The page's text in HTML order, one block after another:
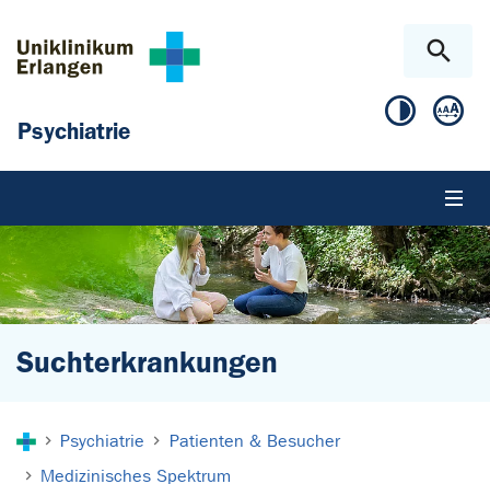
Psychiatrie
Suchterkrankungen
Psychiatrie
Patienten & Besucher
Medizinisches Spektrum